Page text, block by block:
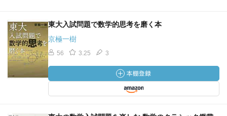
東大入試問題で数学的思考を磨く本
京極一樹
56 3.25 3